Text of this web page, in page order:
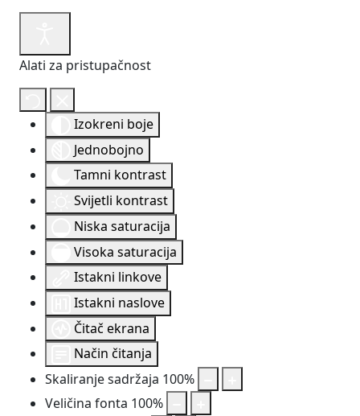
Alati za pristupačnost
Izokreni boje
Jednobojno
Tamni kontrast
Svijetli kontrast
Niska saturacija
Visoka saturacija
Istakni linkove
Istakni naslove
Čitač ekrana
Način čitanja
Skaliranje sadržaja 100%
Veličina fonta 100%